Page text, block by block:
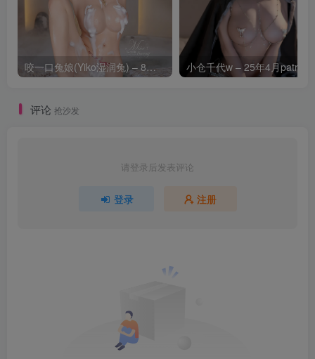
咬一口兔娘(Yiko湿润兔) – 8月 鸣潮-芙露德莉斯 [63P]
评论 抢沙发
请登录后发表评论
登录 注册